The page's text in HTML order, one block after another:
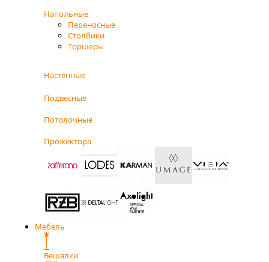
Напольные
Переносные
Столбики
Торшеры
Настенные
Подвесные
Потолочные
Прожектора
Мебель
Вешалки